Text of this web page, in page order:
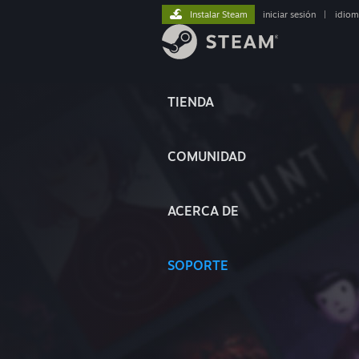
TIENDA
COMUNIDAD
ACERCA DE
SOPORTE
Instalar Steam iniciar sesión